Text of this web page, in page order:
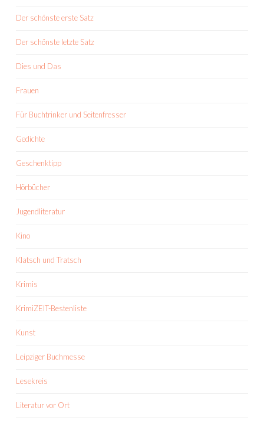
Der schönste erste Satz
Der schönste letzte Satz
Dies und Das
Frauen
Für Buchtrinker und Seitenfresser
Gedichte
Geschenktipp
Hörbücher
Jugendliteratur
Kino
Klatsch und Tratsch
Krimis
KrimiZEIT-Bestenliste
Kunst
Leipziger Buchmesse
Lesekreis
Literatur vor Ort